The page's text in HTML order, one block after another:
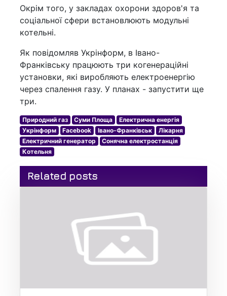
Окрім того, у закладах охорони здоров'я та
соціальної сфери встановлюють модульні
котельні.
Як повідомляв Укрінформ, в Івано-
Франківську працюють три когенераційні
установки, які виробляють електроенергію
через спалення газу. У планах - запустити ще
три.
Природний газ Суми Площа
Електрична енергія
Укрінформ
Facebook Івано-Франківськ
Лікарня
Електричний генератор
Сонячна електростанція
Котельня
Related posts